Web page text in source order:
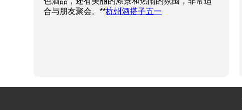
合与朋友聚会。**杭州酒搭子五一